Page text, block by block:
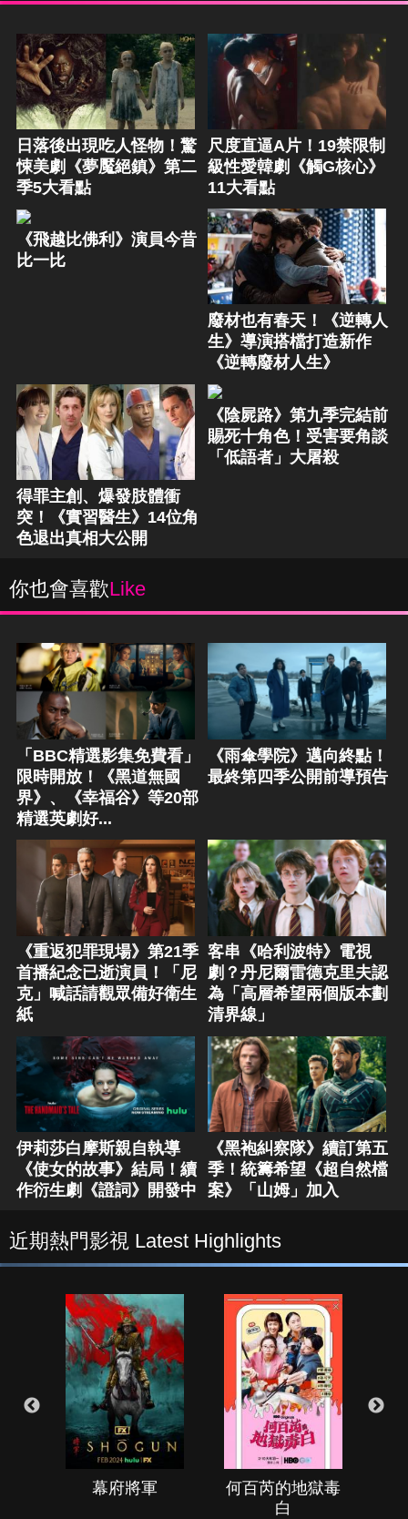
日落後出現吃人怪物！驚
悚美劇《夢魘絕鎮》第二
季5大看點
尺度直逼A片！19禁限制
級性愛韓劇《觸G核心》
11大看點
《飛越比佛利》演員今昔
比一比
廢材也有春天！《逆轉人
生》導演搭檔打造新作
《逆轉廢材人生》
得罪主創、爆發肢體衝
突！《實習醫生》14位角
色退出真相大公開
《陰屍路》第九季完結前
賜死十角色！受害要角談
「低語者」大屠殺
你也會喜歡Like
「BBC精選影集免費看」
限時開放！《黑道無國
界》、《幸福谷》等20部
精選英劇好...
《雨傘學院》邁向終點！
最終第四季公開前導預告
《重返犯罪現場》第21季
首播紀念已逝演員！「尼
克」喊話請觀眾備好衛生
紙
客串《哈利波特》電視
劇？丹尼爾雷德克里夫認
為「高層希望兩個版本劃
清界線」
伊莉莎白摩斯親自執導
《使女的故事》結局！續
作衍生劇《證詞》開發中
《黑袍糾察隊》續訂第五
季！統籌希望《超自然檔
案》「山姆」加入
近期熱門影視 Latest Highlights
幕府將軍
何百芮的地獄毒
白